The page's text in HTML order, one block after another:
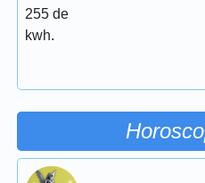
255 de
kwh.